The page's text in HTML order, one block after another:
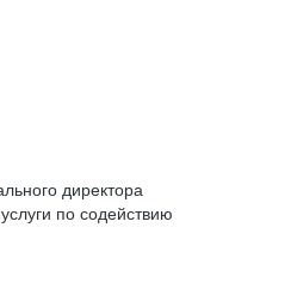
директора
по содействию